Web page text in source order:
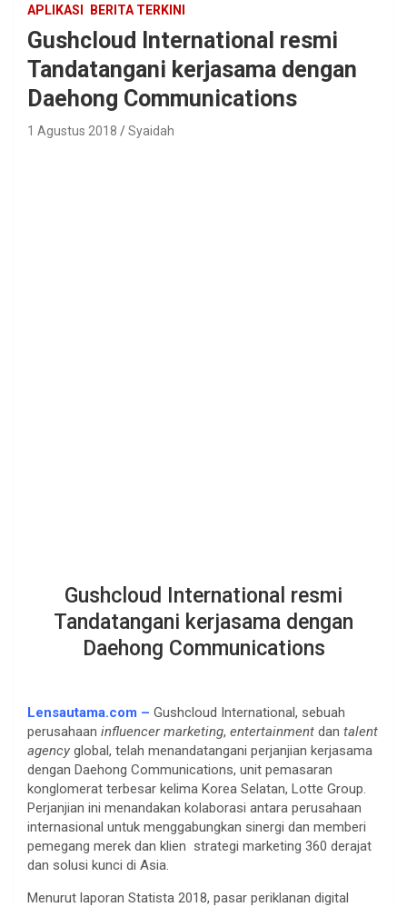
APLIKASI BERITA TERKINI
Gushcloud International resmi
Tandatangani kerjasama dengan
Daehong Communications
1 Agustus 2018 Syaidah
Gushcloud International resmi
Tandatangani kerjasama dengan
Daehong Communications
Lensautama.com – Gushcloud International, sebuah
perusahaan influencer marketing, entertainment dan talent
agency global, telah menandatangani perjanjian kerjasama
dengan Daehong Communications, unit pemasaran
konglomerat terbesar kelima Korea Selatan, Lotte Group.
Perjanjian ini menandakan kolaborasi antara perusahaan
internasional untuk menggabungkan sinergi dan memberi
pemegang merek dan klien strategi marketing 360 derajat
dan solusi kunci di Asia.
Menurut laporan Statista 2018, pasar periklanan digital